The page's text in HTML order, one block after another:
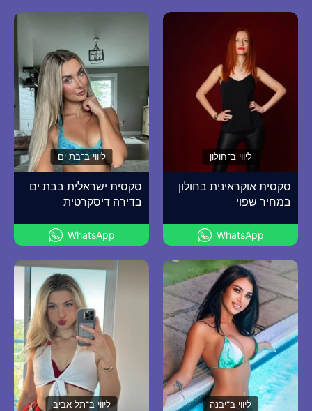
ליווי ב־חולון
סקסית אוקראינית בחולון
במחיר שפוי
WhatsApp
ליווי ב־בת ים
סקסית ישראלית בבת ים
בדירה דיסקרטית
WhatsApp
ליווי ב־יבנה ליווי ב־תל אביב